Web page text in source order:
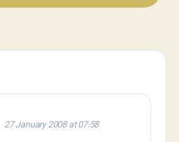
27 January 2008 at 07:58